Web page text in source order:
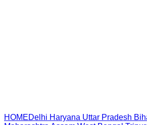
HOMEDelhi Haryana Uttar Pradesh